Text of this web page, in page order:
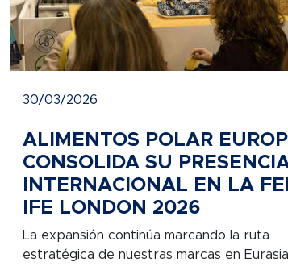
30/03/2026
ALIMENTOS POLAR
CONSOLIDA SU
INTERNACIONAL EN LA
IFE LONDON 2026
La expansión continúa marcando la ruta
estratégica de nuestras marcas en